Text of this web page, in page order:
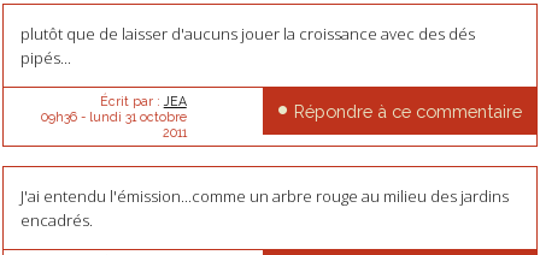
plutôt que de laisser d'aucuns jouer la croissance avec des dés
pipés...
Écrit par : JEA
09h36- lundi 31 octobre
2011
Répondre à ce commentaire
J'ai entendu l'émission...comme un arbre rouge au milieu des jardins
encadrés.